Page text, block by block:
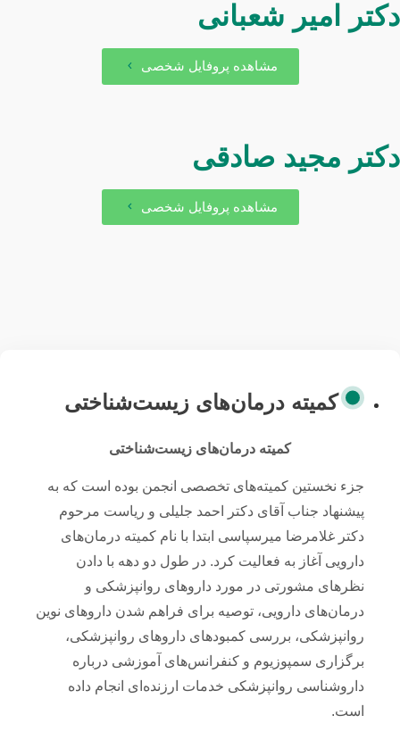
امیر شعبانی
مشاهده پروفایل شخصی
مجید صادقی
مشاهده پروفایل شخصی
کمیته درمان‌های زیست‌شناختی
کمیته درمان‌های زیست‌شناختی
جزء نخستین کمیته‌های تخصصی انجمن بوده است که به
پیشنهاد جناب آقای دکتر احمد جلیلی و ریاست مرحوم
دکتر غلامرضا میرسپاسی ابتدا با نام کمیته درمان‌های
دارویی آغاز به فعالیت کرد. در طول دو دهه با دادن
نظرهای مشورتی در مورد داروهای روانپزشکی و
درمان‌های دارویی، توصیه برای فراهم شدن داروهای نوین
روانپزشکی، بررسی کمبودهای داروهای روانپزشکی،
برگزاری سمپوزیوم و کنفرانس‌های آموزشی درباره
داروشناسی روانپزشکی خدمات ارزنده‌ای انجام داده
است.